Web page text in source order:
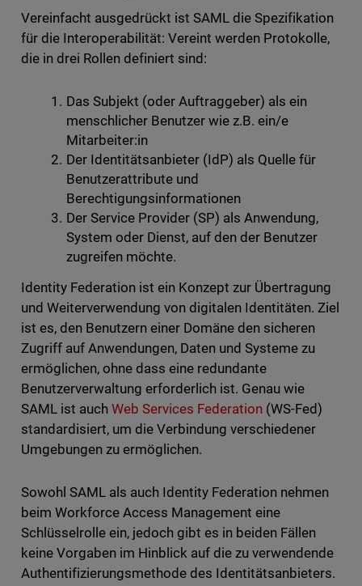
Vereinfacht ausgedrückt ist SAML die Spezifikation
für die Interoperabilität: Vereint werden Protokolle,
die in drei Rollen definiert sind:
Das Subjekt (oder Auftraggeber) als ein
menschlicher Benutzer wie z.B. ein/e
Mitarbeiter:in
Der Identitätsanbieter (IdP) als Quelle für
Benutzerattribute und
Berechtigungsinformationen
Der Service Provider (SP) als Anwendung,
System oder Dienst, auf den der Benutzer
zugreifen möchte.
Identity Federation ist ein Konzept zur Übertragung
und Weiterverwendung von digitalen Identitäten. Ziel
ist es, den Benutzern einer Domäne den sicheren
Zugriff auf Anwendungen, Daten und Systeme zu
ermöglichen, ohne dass eine redundante
Benutzerverwaltung erforderlich ist. Genau wie
SAML ist auch Web Services Federation (WS-Fed)
standardisiert, um die Verbindung verschiedener
Umgebungen zu ermöglichen.
Sowohl SAML als auch Identity Federation nehmen
beim Workforce Access Management eine
Schlüsselrolle ein, jedoch gibt es in beiden Fällen
keine Vorgaben im Hinblick auf die zu verwendende
Authentifizierungsmethode des Identitätsanbieters.